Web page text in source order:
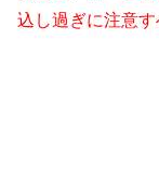
込し過ぎに注意す